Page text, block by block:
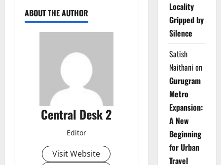
ABOUT THE AUTHOR
Central Desk 2
Editor
Visit Website
Locality
Gripped by
Silence
Satish
Naithani on
Gurugram
Metro
Expansion:
A New
Beginning
for Urban
Travel